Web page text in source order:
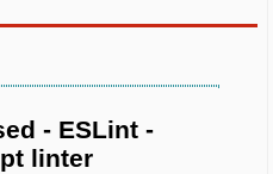
- ESLint -
linter